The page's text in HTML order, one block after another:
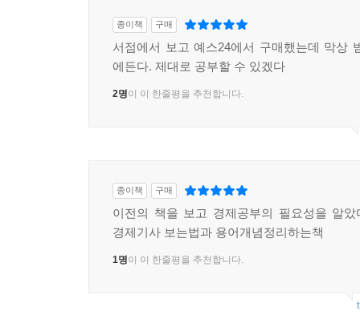
종이책 구매
서점에서 보고 예스24에서 구매했는데 막상
에든다. 제대로 공부할 수 있겠다
2명이 이 한줄평을 추천합니다.
종이책 구매
이전의 책을 보고 경제공부의 필요성을 알았
경제기사 보는법과 용어개념정리하는책
1명이 이 한줄평을 추천합니다.